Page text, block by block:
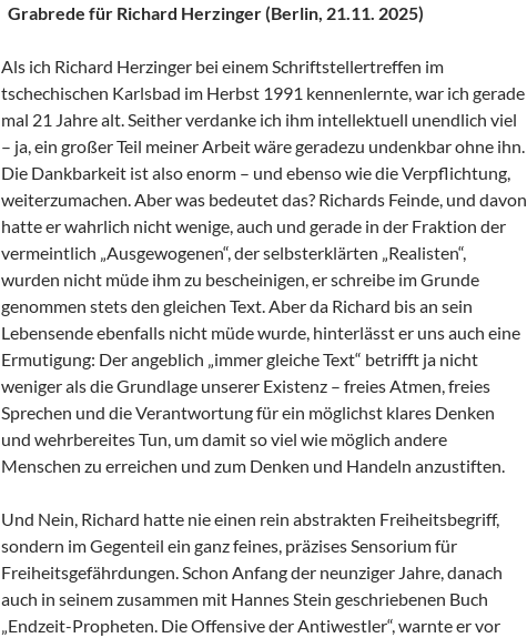
Grabrede für Richard Herzinger (Berlin, 21.11. 2025)
Als ich Richard Herzinger bei einem Schriftstellertreffen im
tschechischen Karlsbad im Herbst 1991 kennenlernte, war ich gerade
mal 21 Jahre alt. Seither verdanke ich ihm intellektuell unendlich viel
– ja, ein großer Teil meiner Arbeit wäre geradezu undenkbar ohne ihn.
Die Dankbarkeit ist also enorm – und ebenso wie die Verpflichtung,
weiterzumachen. Aber was bedeutet das? Richards Feinde, und davon
hatte er wahrlich nicht wenige, auch und gerade in der Fraktion der
vermeintlich „Ausgewogenen“, der selbsterklärten „Realisten“,
wurden nicht müde ihm zu bescheinigen, er schreibe im Grunde
genommen stets den gleichen Text. Aber da Richard bis an sein
Lebensende ebenfalls nicht müde wurde, hinterlässt er uns auch eine
Ermutigung: Der angeblich „immer gleiche Text“ betrifft ja nicht
weniger als die Grundlage unserer Existenz – freies Atmen, freies
Sprechen und die Verantwortung für ein möglichst klares Denken
und wehrbereites Tun, um damit so viel wie möglich andere
Menschen zu erreichen und zum Denken und Handeln anzustiften.
Und Nein, Richard hatte nie einen rein abstrakten Freiheitsbegriff,
sondern im Gegenteil ein ganz feines, präzises Sensorium für
Freiheitsgefährdungen. Schon Anfang der neunziger Jahre, danach
auch in seinem zusammen mit Hannes Stein geschriebenen Buch
„Endzeit-Propheten. Die Offensive der Antiwestler“, warnte er vor